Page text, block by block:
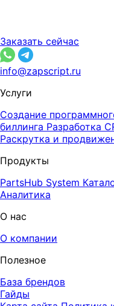
Заказать сейчас
info@zapscript.ru
Услуги
Создание
биллинга Разработка
Раскрутка и
Продукты
PartsHub System
Аналитика
О нас
О компании
Полезное
База брендов
Гайды